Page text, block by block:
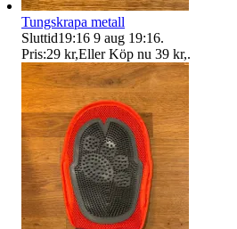
Tungskrapa metall
Sluttid19:16 9 aug 19:16.
Pris:29 kr,Eller Köp nu 39 kr,.